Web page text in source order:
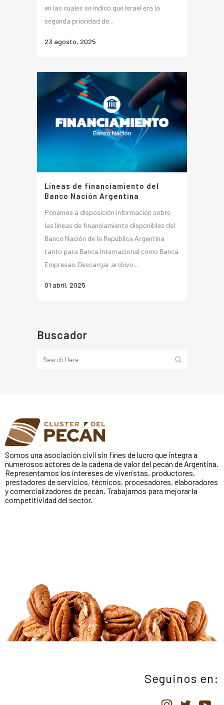
en las cuales se indicó que Israel era la
segunda prioridad de...
23 agosto, 2025
Líneas de financiamiento del
Banco Nación Argentina
Ponemos a disposición información sobre
las líneas de financiamiento disponibles del
Banco Nación de la República Argentina
tanto para Banca Internacional como Banca
Empresas. Descargar archivo...
01 abril, 2025
Buscador
Somos una asociación civil sin fines de lucro que integra a
numerosos actores de la cadena de valor del pecán de Argentina.
Representamos los intereses de viveristas, productores,
prestadores de servicios, técnicos, procesadores, elaboradores
y comercializadores de pecán. Trabajamos para mejorar la
competitividad del sector.
Seguinos en: